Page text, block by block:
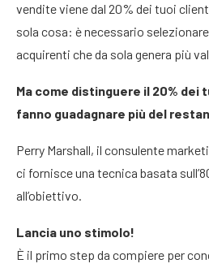
vendite viene dal 20% dei tuoi
sola cosa: è necessario
acquirenti che da sola genera più
Ma come distinguere il 20% dei
fanno guadagnare più del
Perry Marshall, il consulente
ci fornisce una tecnica basata
all’obiettivo.
Lancia uno stimolo!
È il primo step da compiere per